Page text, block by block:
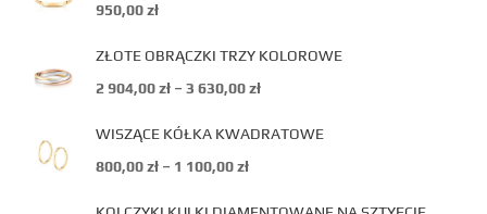
950,00zł
ZŁOTE OBRĄCZKI TRZY KOLOROWE
2 904,00zł – 3 630,00zł
WISZĄCE KÓŁKA KWADRATOWE
800,00zł – 1 100,00zł